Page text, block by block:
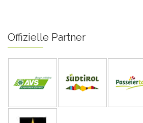
Offizielle Partner